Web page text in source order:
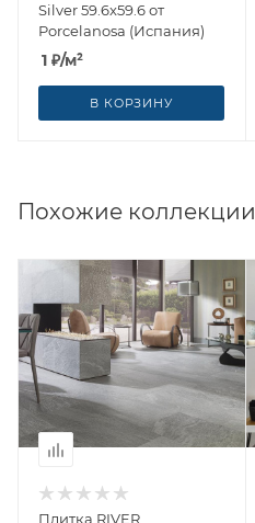
Silver 59.6x59.6 от
Porcelanosa (Испания)
1 ₽/м²
В КОРЗИНУ
Похожие коллекции
Плитка RIVER